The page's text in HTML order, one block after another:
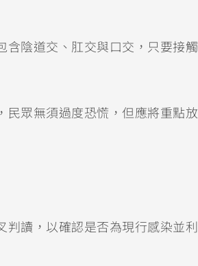
含陰道交、肛交與口交，只要接觸
民眾無須過度恐慌，但應將重點放
讀，以確認是否為現行感染並利